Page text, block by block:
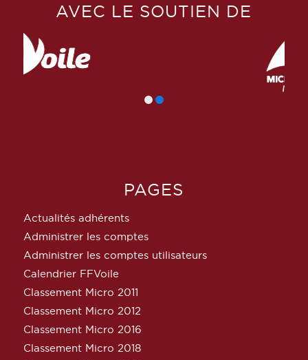
AVEC LE SOUTIEN DE
PAGES
Actualités adhérents
Administrer les comptes
Administrer les comptes utilisateurs
Calendrier FFVoile
Classement Micro 2011
Classement Micro 2012
Classement Micro 2016
Classement Micro 2018